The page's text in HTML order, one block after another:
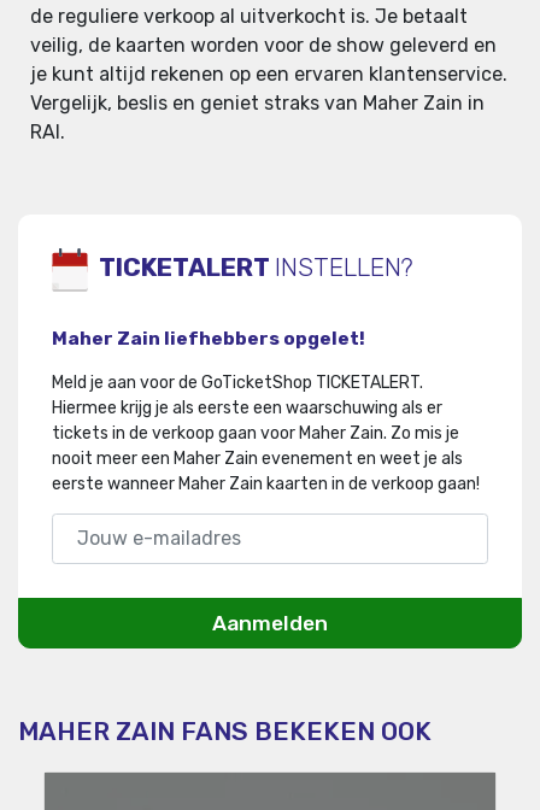
de reguliere verkoop al uitverkocht is. Je betaalt
veilig, de kaarten worden voor de show geleverd en
je kunt altijd rekenen op een ervaren klantenservice.
Vergelijk, beslis en geniet straks van Maher Zain in
RAI.
TICKETALERT INSTELLEN?
Maher Zain liefhebbers opgelet!
Meld je aan voor de GoTicketShop TICKETALERT.
Hiermee krijg je als eerste een waarschuwing als er
tickets in de verkoop gaan voor Maher Zain. Zo mis je
nooit meer een Maher Zain evenement en weet je als
eerste wanneer Maher Zain kaarten in de verkoop gaan!
Aanmelden
MAHER ZAIN FANS BEKEKEN OOK